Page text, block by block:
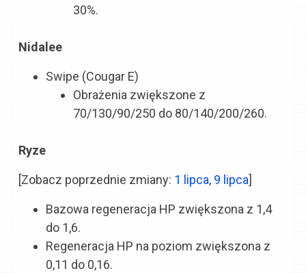
30%.
Nidalee
Swipe (Cougar E)
Obrażenia zwiększone z
70/130/90/250 do 80/140/200/260.
Ryze
[Zobacz poprzednie zmiany: 1 lipca, 9 lipca]
Bazowa regeneracja HP zwiększona z 1,4
do 1,6.
Regeneracja HP na poziom zwiększona z
0,11 do 0,16.